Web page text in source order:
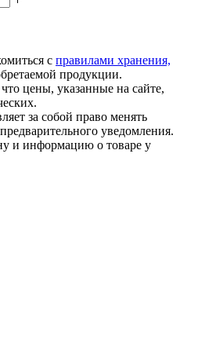
с правилами хранения,
продукции.
цены, указанные на сайте,
за собой право менять
уведомления.
и информацию о товаре у